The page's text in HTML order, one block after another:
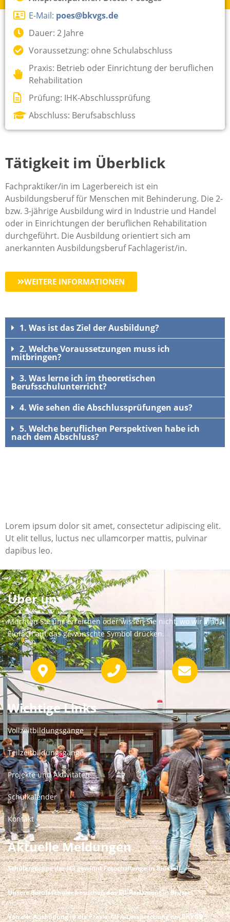
E-Mail: poes@bkvgs.de
Dauer: 2 Jahre
Voraussetzung: ohne Schulabschluss
Praxis: Betrieb oder Einrichtung der beruflichen
Rehabilitation
Prüfung: IHK-Abschlussprüfung
Abschluss: Berufsabschluss
Tätigkeit im Überblick
Fachpraktiker/in im Lagerbereich ist ein
Ausbildungsberuf für Menschen mit Behinderung. Die 2-
bzw. 3-jährige Ausbildung wird in Industrie und Handel
oder in Einrichtungen der beruflichen Rehabilitation
durchgeführt. Die Ausbildung orientiert sich am
anerkannten Ausbildungsberuf Fachlagerist/in.
WEITERE INFORMATIONEN
1. Was ist das Ziel der Ausbildung?
2. Welche Voraussetzungen muss ich
mitbringen?
3. Was lerne ich im theoretischen
Berufsschulunterricht?
4. Wie sehen die Abschlussprüfungen aus?
5. Welche beruflichen Perspektiven habe ich
nach dem Abschluss?
Lorem ipsum dolor sit amet, consectetur adipiscing elit.
Ut elit tellus, luctus nec ullamcorper mattis, pulvinar
dapibus leo.
Über uns
Möchten Sie uns erreichen oder wissen Sie nicht, wo wir sind?
Einfach auf das gewünschte Symbol drücken.
Wichtige Links
Vollzeitbildungsgänge
Teilzeitbildungsgänge
Projekte und Aktivitäten
Schulkalender
Kontakt
Aktuelle Meldungen
Schülergruppe der I43 gewinnt Fotochallenge in Brüssel
17. Juli 2026
Unsere Berufsschüler besuchen das EU-Parlament in Brüssel
17. Juli 2026
Von der Ausbildung in die Praxis: MFA-Lossprechung am BKVGS